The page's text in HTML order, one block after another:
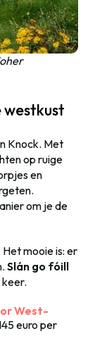
westkust
Knock. Met
op ruige
en
om je de
mooie is: er
Slán go fóill
West-
euro per